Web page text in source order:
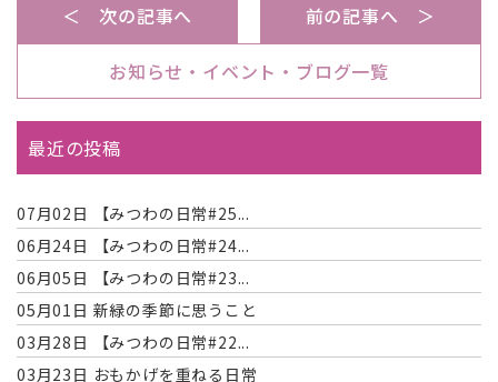
＜ 次の記事へ
お知らせ・イベント・ブログ一覧
前の記事へ ＞
最近の投稿
07月02日
【みつわの日常#25...
06月24日
【みつわの日常#24...
06月05日
【みつわの日常#23...
05月01日 新緑の季節に思うこと
03月28日
【みつわの日常#22...
03月23日 おもかげを重ねる日常